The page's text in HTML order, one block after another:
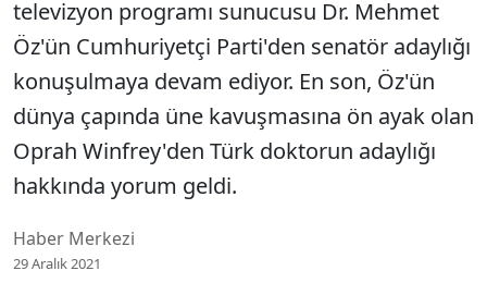
televizyon programı sunucusu Dr. Mehmet
Öz'ün Cumhuriyetçi Parti'den senatör adaylığı
konuşulmaya devam ediyor. En son, Öz'ün
dünya çapında üne kavuşmasına ön ayak olan
Oprah Winfrey'den Türk doktorun adaylığı
hakkında yorum geldi.
Haber Merkezi
29 Aralık 2021